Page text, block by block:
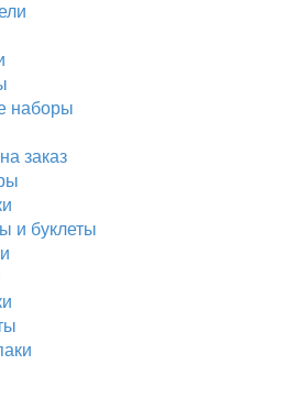
наборы
заказ
и буклеты